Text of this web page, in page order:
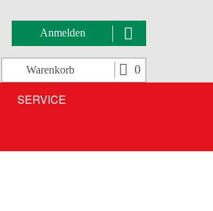
Anmelden
Warenkorb 0
SERVICE